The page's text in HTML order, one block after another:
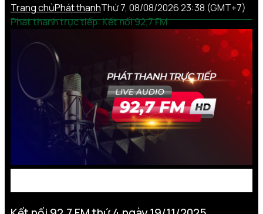
Trang chủPhát thanh
Phát thanh trực tiếp: Kết nối 92,7 FM
Thứ 7, 08/08/2026 23:38 (GMT+7)